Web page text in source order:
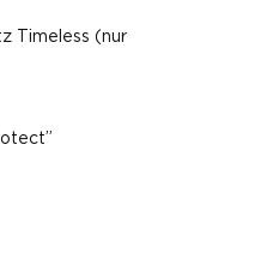
Timeless (nur